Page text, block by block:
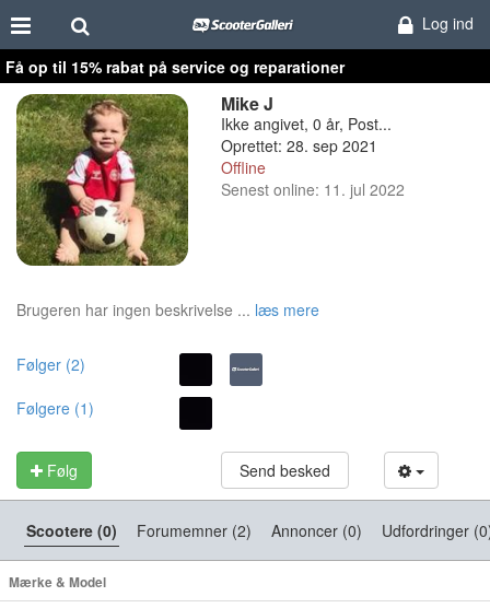
Log ind
Få op til 15% rabat på service og reparationer
Mike J
Ikke angivet, 0 år, Post...
Oprettet: 28. sep 2021
Offline
Senest online: 11. jul 2022
Brugeren har ingen beskrivelse ... læs mere
Følger (2)
Følgere (1)
Følg Send besked
Scootere (0) Forumemner (2) Annoncer (0) Udfordringer
Mærke & Model